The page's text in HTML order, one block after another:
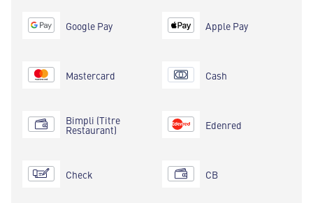
Google Pay
Mastercard
Bimpli (Titre
Restaurant)
Check
Apple Pay
Cash
Edenred
CB